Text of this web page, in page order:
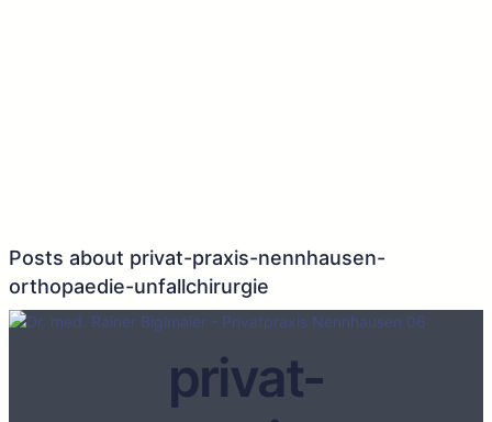
Posts about privat-praxis-nennhausen-
orthopaedie-unfallchirurgie
privat-